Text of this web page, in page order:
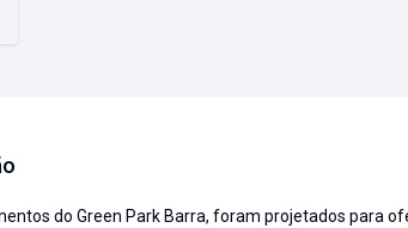
do Green Park Barra, foram projetados para